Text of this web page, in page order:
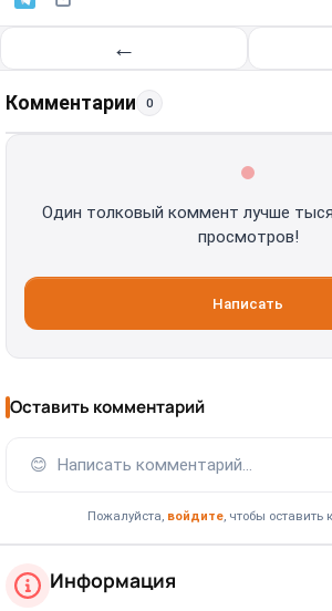
←
Комментарии 0
Один толковый коммент лучше
просмотров!
Написать
Оставить комментарий
😊 Написать комментарий...
Пожалуйста, войдите, чтобы оставить
Информация